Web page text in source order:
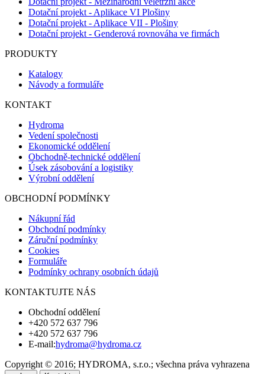
Dotační projekt - Aplikace VI Plošiny
Dotační projekt - Aplikace VII - Plošiny
Dotační projekt - Genderová rovnováha ve firmách
PRODUKTY
Katalogy
Návody a formuláře
KONTAKT
Hydroma
Vedení společnosti
Ekonomické oddělení
Obchodně-technické oddělení
Úsek zásobování a logistiky
Výrobní oddělení
OBCHODNÍ PODMÍNKY
Nákupní řád
Obchodní podmínky
Záruční podmínky
Cookies
Formuláře
Podmínky ochrany osobních údajů
KONTAKTUJTE NÁS
Obchodní oddělení
+420 572 637 796
+420 572 637 796
E-mail:hydroma@hydroma.cz
Copyright © 2016; HYDROMA, s.r.o.; všechna práva vyhrazena